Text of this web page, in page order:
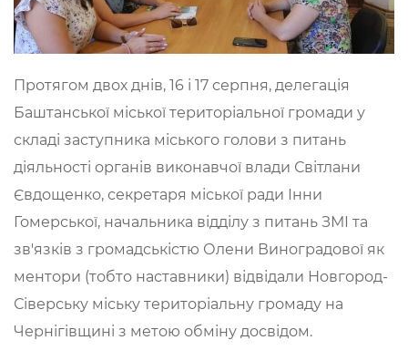
Протягом двох днів, 16 і 17 серпня, делегація
Баштанської міської територіальної громади у
складі заступника міського голови з питань
діяльності органів виконавчої влади Світлани
Євдощенко, секретаря міської ради Інни
Гомерської, начальника відділу з питань ЗМІ та
зв'язків з громадськістю Олени Виноградової як
ментори (тобто наставники) відвідали Новгород-
Сіверську міську територіальну громаду на
Чернігівщині з метою обміну досвідом.